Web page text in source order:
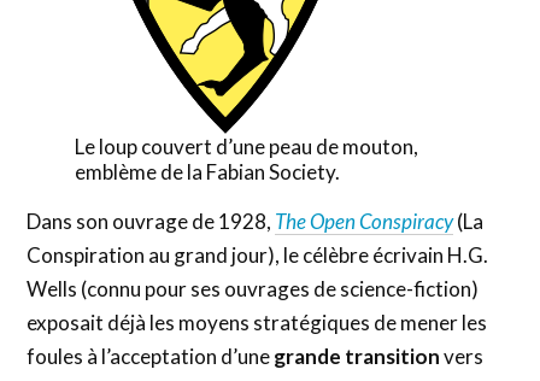
Le loup couvert d’une peau de mouton,
emblème de la Fabian Society.
Dans son ouvrage de 1928, The Open Conspiracy(La
Conspiration au grand jour), le célèbre écrivain H.G.
Wells (connu pour ses ouvrages de science-fiction)
exposait déjà les moyens stratégiques de mener les
foules à l’acceptation d’unegrande transitionvers